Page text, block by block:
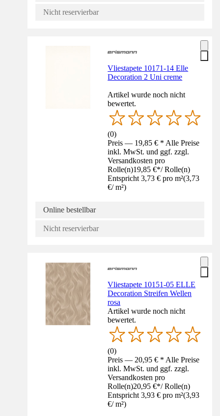
Nicht reservierbar
Vliestapete 10171-14 Elle
Decoration 2 Uni creme
Artikel wurde noch nicht
bewertet.
(0)
Preis — 19,85 € * Alle Preise
inkl. MwSt. und ggf. zzgl.
Versandkosten pro
Rolle(n)19,85 €*/ Rolle(n)
Entspricht 3,73 € pro m²(3,73
€/ m²)
Online bestellbar
Nicht reservierbar
Vliestapete 10151-05 ELLE
Decoration Streifen Wellen
rosa
Artikel wurde noch nicht
bewertet.
(0)
Preis — 20,95 € * Alle Preise
inkl. MwSt. und ggf. zzgl.
Versandkosten pro
Rolle(n)20,95 €*/ Rolle(n)
Entspricht 3,93 € pro m²(3,93
€/ m²)